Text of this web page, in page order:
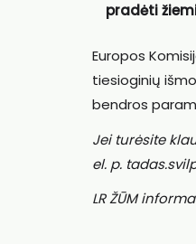
pradėti
Europos
tiesioginių
bendros
Jei turėsite
el. p.
LR ŽŪM